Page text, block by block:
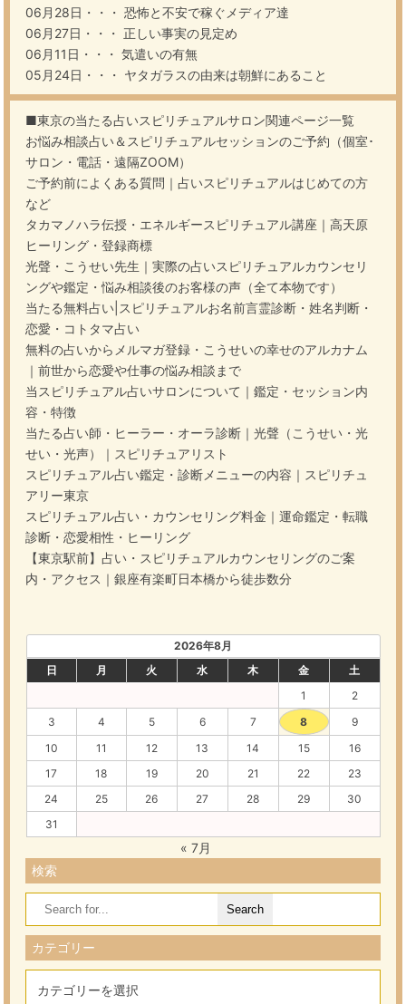
06月28日・・・ 恐怖と不安で稼ぐメディア達
06月27日・・・ 正しい事実の見定め
06月11日・・・ 気遣いの有無
05月24日・・・ ヤタガラスの由来は朝鮮にあること
■東京の当たる占いスピリチュアルサロン関連ページ一覧
お悩み相談占い＆スピリチュアルセッションのご予約（個室･
サロン・電話・遠隔ZOOM）
ご予約前によくある質問｜占いスピリチュアルはじめての方
など
タカマノハラ伝授・エネルギースピリチュアル講座｜高天原
ヒーリング・登録商標
光聲・こうせい先生｜実際の占いスピリチュアルカウンセリ
ングや鑑定・悩み相談後のお客様の声（全て本物です）
当たる無料占い|スピリチュアルお名前言霊診断・姓名判断・
恋愛・コトタマ占い
無料の占いからメルマガ登録・こうせいの幸せのアルカナム
｜前世から恋愛や仕事の悩み相談まで
当スピリチュアル占いサロンについて｜鑑定・セッション内
容・特徴
当たる占い師・ヒーラー・オーラ診断｜光聲（こうせい・光
せい・光声）｜スピリチュアリスト
スピリチュアル占い鑑定・診断メニューの内容｜スピリチュ
アリー東京
スピリチュアル占い・カウンセリング料金｜運命鑑定・転職
診断・恋愛相性・ヒーリング
【東京駅前】占い・スピリチュアルカウンセリングのご案
内・アクセス｜銀座有楽町日本橋から徒歩数分
2026年8月
日
月 火 水 木 金
土
1
2
3
4 5 6 7 8
9
10
11 12 13 14 15
16
17
18 19 20 21 22
23
24
25 26 27 28 29
30
31
« 7月
検索
Search
for:
カテゴリー